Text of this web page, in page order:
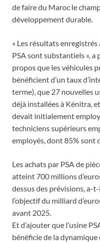
de faire du Maroc le
développement durable.
« Les résultats
PSA sont substantiels »,
propos que les véhicules
bénéficient d’un taux
terme), que 27 nouvelles
déjà installées à Kénitra,
devait initialement
techniciens supérieurs
employés, dont 85% sont
Les achats par PSA de
atteint 700 millions
dessus des prévisions, a-
l’objectif du milliard
avant 2025.
Et d’ajouter que l’usine
bénéficie de la